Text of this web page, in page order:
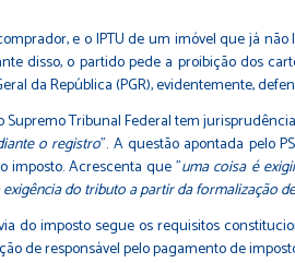
e o IPTU de um imóvel que já
disso, o partido pede a proibição dos
da República (PGR), evidentemente,
Tribunal Federal tem
o registro". A questão apontada pelo
imposto. Acrescenta que "uma coisa é
do tributo a partir da formalização
do imposto segue os requisitos
de responsável pelo pagamento de